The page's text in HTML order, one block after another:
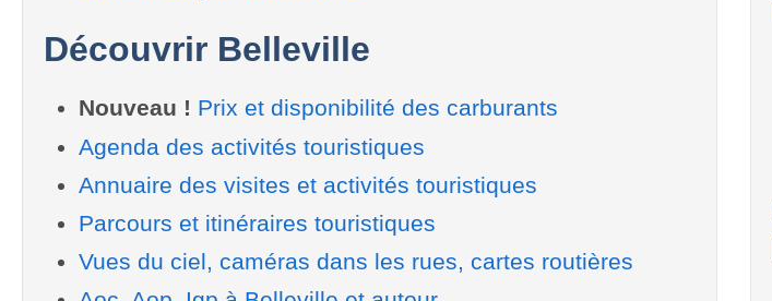
Découvrir Belleville
Nouveau ! Prix et disponibilité des carburants
Agenda des activités touristiques
Annuaire des visites et activités touristiques
Parcours et itinéraires touristiques
Vues du ciel, caméras dans les rues, cartes routières